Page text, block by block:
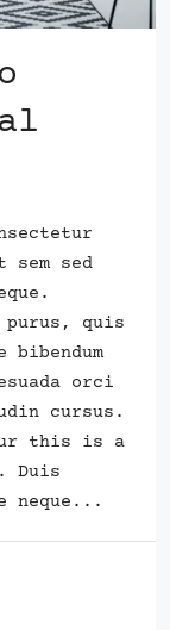
sed
quis
bibendum
orci
cursus.
this is a
Duis
neque...